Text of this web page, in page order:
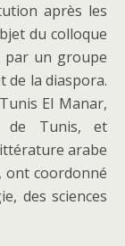
après les
du colloque
par un groupe
de la diaspora.
El Manar,
de Tunis, et
arabe
ont coordonné
des sciences